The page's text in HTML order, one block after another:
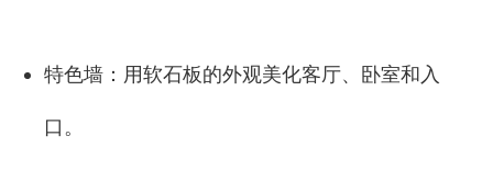
特色墙：用软石板的外观美化客厅、卧室和入
口。